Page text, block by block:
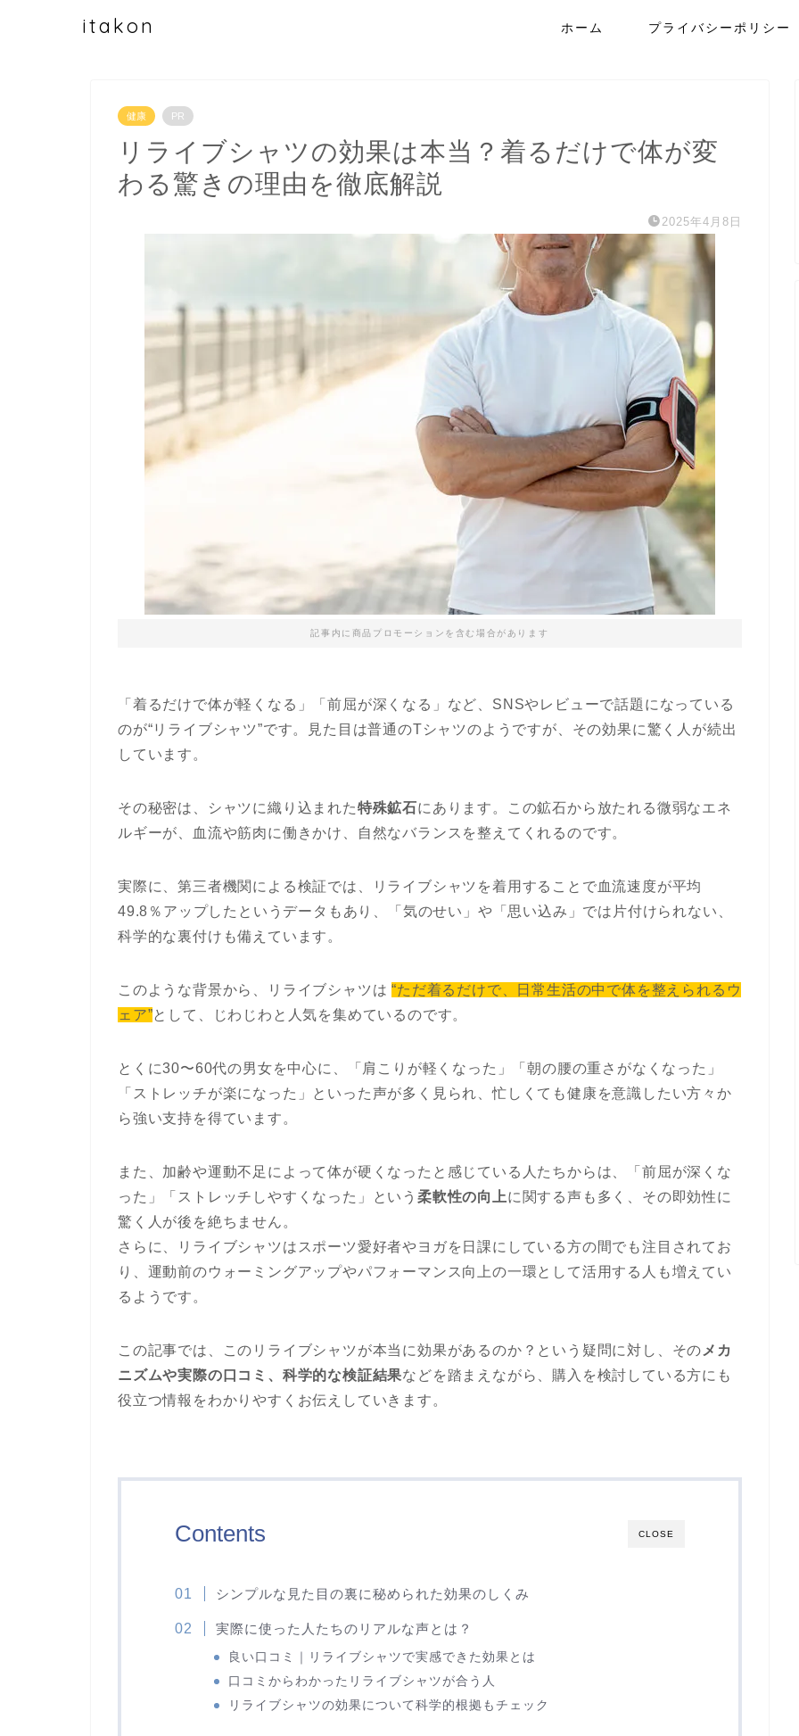
itakon ホーム プライバシーポリシー
健康 PR
リライブシャツの効果は本当？着るだけで体が変
わる驚きの理由を徹底解説
2025年4月8日
記事内に商品プロモーションを含む場合があります
「着るだけで体が軽くなる」「前屈が深くなる」など、SNSやレビューで話題になっている
のが“リライブシャツ”です。見た目は普通のTシャツのようですが、その効果に驚く人が続出
しています。
その秘密は、シャツに織り込まれた特殊鉱石にあります。この鉱石から放たれる微弱なエネ
ルギーが、血流や筋肉に働きかけ、自然なバランスを整えてくれるのです。
実際に、第三者機関による検証では、リライブシャツを着用することで血流速度が平均
49.8％アップしたというデータもあり、「気のせい」や「思い込み」では片付けられない、
科学的な裏付けも備えています。
このような背景から、リライブシャツは“ただ着るだけで、日常生活の中で体を整えられるウ
ェア”として、じわじわと人気を集めているのです。
とくに30〜60代の男女を中心に、「肩こりが軽くなった」「朝の腰の重さがなくなった」
「ストレッチが楽になった」といった声が多く見られ、忙しくても健康を意識したい方々か
ら強い支持を得ています。
また、加齢や運動不足によって体が硬くなったと感じている人たちからは、「前屈が深くな
った」「ストレッチしやすくなった」という 柔軟性の向上に関する声も多く、その即効性に
驚く人が後を絶ちません。
さらに、リライブシャツはスポーツ愛好者やヨガを日課にしている方の間でも注目されてお
り、運動前のウォーミングアップやパフォーマンス向上の一環として活用する人も増えてい
るようです。
この記事では、このリライブシャツが本当に効果があるのか？という疑問に対し、その メカ
ニズムや実際の口コミ、科学的な検証結果などを踏まえながら、購入を検討している方にも
役立つ情報をわかりやすくお伝えしていきます。
CLOSE
Contents
シンプルな見た目の裏に秘められた効果のしくみ
実際に使った人たちのリアルな声とは？
良い口コミ｜リライブシャツで実感できた効果とは
口コミからわかったリライブシャツが合う人
リライブシャツの効果について科学的根拠もチェック